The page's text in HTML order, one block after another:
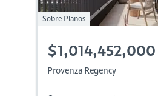
Sobre Planos
$1,014,452,000
Provenza Regency